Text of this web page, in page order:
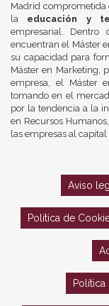
Madrid comprometida
la educación y
empresarial. Dentro
encuentran el Máster
su capacidad para
Máster en Marketing,
empresa, el Máster
tomando en el
por la tendencia a la
en Recursos
las empresas al
Aviso
Política de